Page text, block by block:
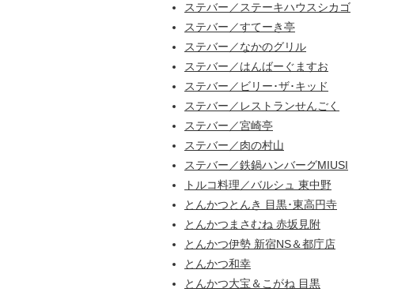
ステバー／ステーキハウスシカゴ
ステバー／すてーき亭
ステバー／なかのグリル
ステバー／はんばーぐますお
ステバー／ビリー･ザ･キッド
ステバー／レストランせんごく
ステバー／宮崎亭
ステバー／肉の村山
ステバー／鉄鍋ハンバーグMIUSI
トルコ料理／バルシュ 東中野
とんかつとんき 目黒･東高円寺
とんかつまさむね 赤坂見附
とんかつ伊勢 新宿NS＆都庁店
とんかつ和幸
とんかつ大宝＆こがね 目黒